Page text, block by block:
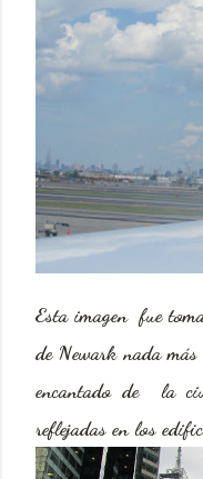
Esta imagen fue
de Newark nada
encantado de la
reflejadas en los